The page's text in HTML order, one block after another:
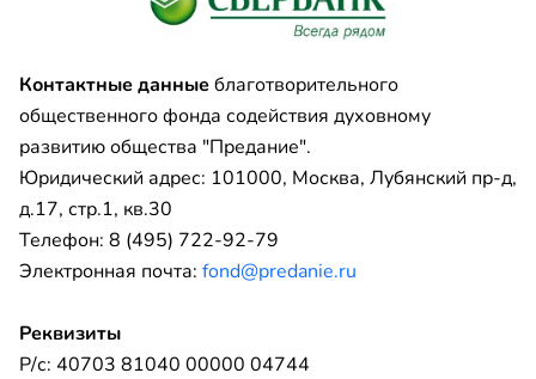
Контактные данныеблаготворительного
общественного фонда содействия духовному
развитию общества "Предание".
Юридический адрес: 101000, Москва, Лубянский пр-д,
д.17, стр.1, кв.30
Телефон: 8 (495) 722-92-79
Электронная почта: fond@predanie.ru
Реквизиты
Р/с: 40703 81040 00000 04744